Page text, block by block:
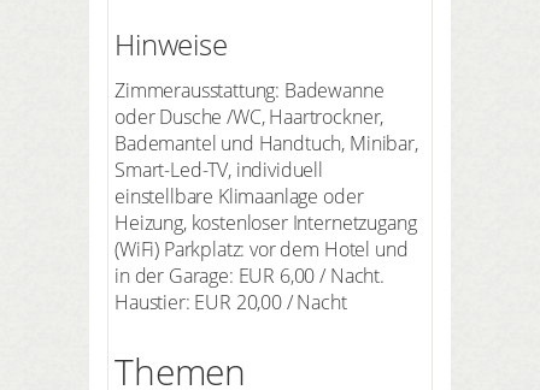
Hinweise
Zimmerausstattung: Badewanne
oder Dusche /WC, Haartrockner,
Bademantel und Handtuch, Minibar,
Smart-Led-TV, individuell
einstellbare Klimaanlage oder
Heizung, kostenloser Internetzugang
(WiFi) Parkplatz: vor dem Hotel und
in der Garage: EUR 6,00 / Nacht.
Haustier: EUR 20,00 / Nacht
Themen